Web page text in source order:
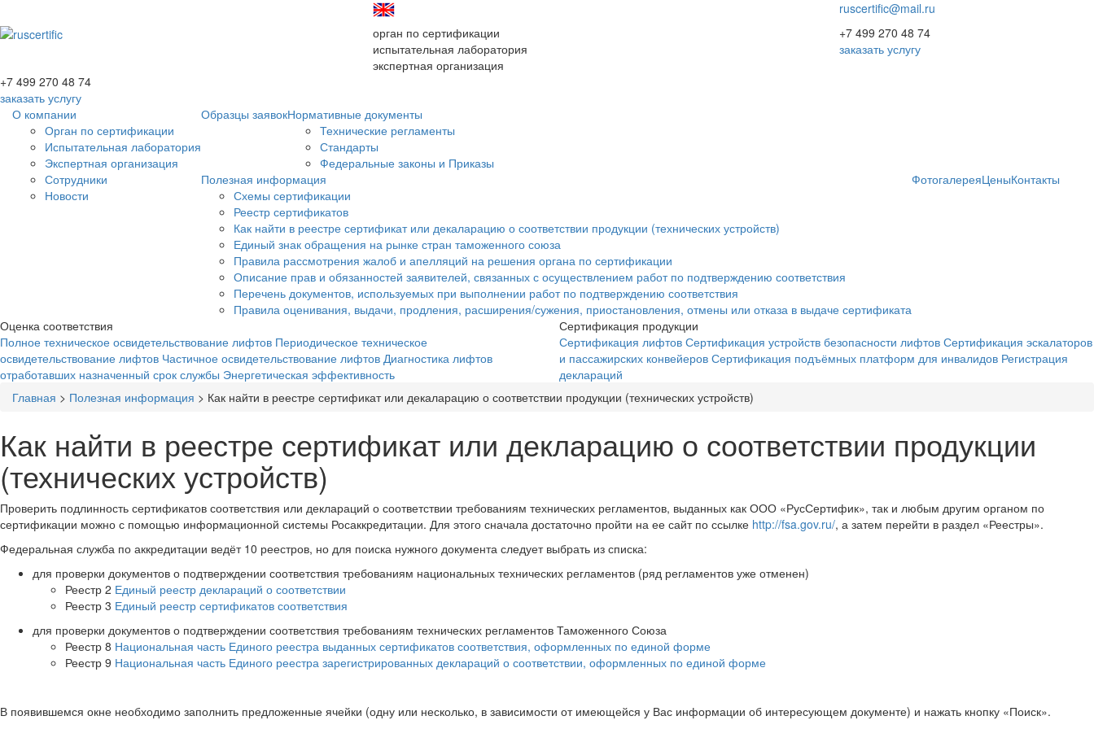
ruscertific@mail.ru
орган по сертификации
испытательная лаборатория
экспертная организация
+7 499 270 48 74
заказать услугу
+7 499 270 48 74
заказать услугу
О компании
Орган по сертификации
Испытательная лаборатория
Экспертная организация
Сотрудники
Новости
Образцы заявокНормативные документы
Технические регламенты
Стандарты
Федеральные законы и Приказы
Полезная информация
Схемы сертификации
Реестр сертификатов
Как найти в реестре сертификат или декаларацию о соответствии продукции (технических устройств)
Единый знак обращения на рынке стран таможенного союза
Правила рассмотрения жалоб и апелляций на решения органа по сертификации
Описание прав и обязанностей заявителей, связанных с осуществлением работ по подтверждению соответствия
Перечень документов, используемых при выполнении работ по подтверждению соответствия
Правила оценивания, выдачи, продления, расширения/сужения, приостановления, отмены или отказа в выдаче сертификата
ФотогалереяЦеныКонтакты
Оценка соответствия
Полное техническое освидетельствование лифтов Периодическое техническое
освидетельствование лифтов Частичное освидетельствование лифтов Диагностика лифтов
отработавших назначенный срок службы Энергетическая эффективность
Сертификация продукции
Сертификация лифтов Сертификация устройств безопасности лифтов Сертификация эскалаторов
и пассажирских конвейеров Сертификация подъёмных платформ для инвалидов Регистрация
деклараций
Вы здесь
Главная > Полезная информация > Как найти в реестре сертификат или декаларацию о соответствии продукции (технических устройств)
Как найти в реестре сертификат или декларацию о соответствии продукции
(технических устройств)
Проверить подлинность сертификатов соответствия или деклараций о соответствии требованиям технических регламентов, выданных как ООО «РусСертифик», так и любым другим органом по
сертификации можно с помощью информационной системы Росаккредитации. Для этого сначала достаточно пройти на ее сайт по ссылке http://fsa.gov.ru/, а затем перейти в раздел «Реестры».
Федеральная служба по аккредитации ведёт 10 реестров, но для поиска нужного документа следует выбрать из списка:
для проверки документов о подтверждении соответствия требованиям национальных технических регламентов (ряд регламентов уже отменен)
Реестр 2 Единый реестр деклараций о соответствии
Реестр 3 Единый реестр сертификатов соответствия
для проверки документов о подтверждении соответствия требованиям технических регламентов Таможенного Союза
Реестр 8 Национальная часть Единого реестра выданных сертификатов соответствия, оформленных по единой форме
Реестр 9 Национальная часть Единого реестра зарегистрированных деклараций о соответствии, оформленных по единой форме
В появившемся окне необходимо заполнить предложенные ячейки (одну или несколько, в зависимости от имеющейся у Вас информации об интересующем документе) и нажать кнопку «Поиск».